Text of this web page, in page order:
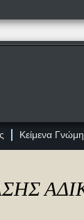
Κείμενα